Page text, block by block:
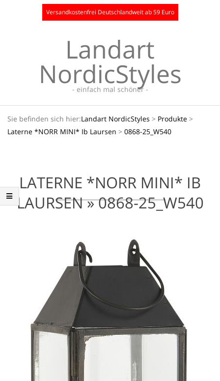
Versandkostenfrei Deutschlandweit ab 59 Euro
Landart
NordicStyles
- einfach mal schöner -
Navigation
Menu
Sie befinden sich hier:Landart NordicStyles > Produkte >
Laterne *NORR MINI* Ib Laursen > 0868-25_W540
LATERNE *NORR MINI* IB
LAURSEN »0868-25_W540